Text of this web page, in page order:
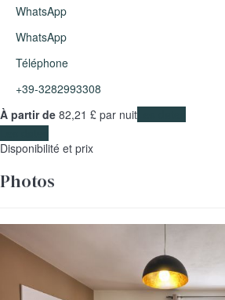
WhatsApp
WhatsApp
Téléphone
+39-3282993308
À partir de 82,21 £ par nuit
Disponibilité et prix
Photos